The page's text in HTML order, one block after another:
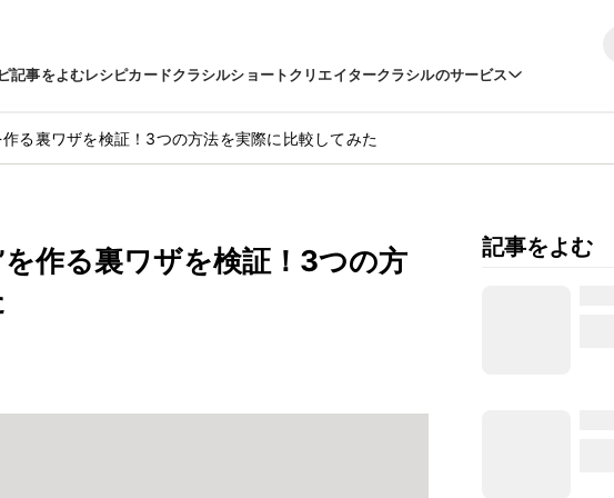
記事をよむレシピカードクラシルショートクリエイタークラシルのサービス
る裏ワザを検証！3つの方法を実際に比較してみた
作る裏ワザを検証！3つの方
記事をよむ